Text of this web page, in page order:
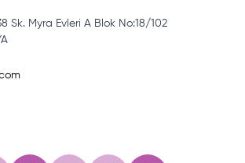
Sk. Myra Evleri A Blok No:18/102